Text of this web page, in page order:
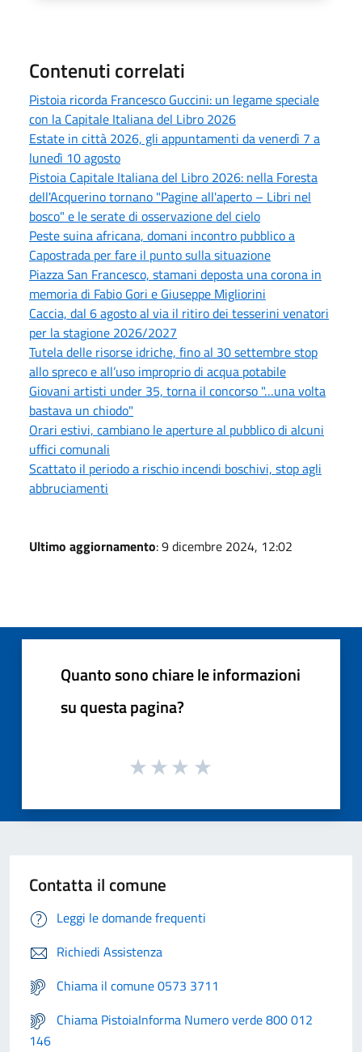
Contenuti correlati
Pistoia ricorda Francesco Guccini: un legame speciale
con la Capitale Italiana del Libro 2026
Estate in città 2026, gli appuntamenti da venerdì 7 a
lunedì 10 agosto
Pistoia Capitale Italiana del Libro 2026: nella Foresta
dell'Acquerino tornano "Pagine all'aperto – Libri nel
bosco" e le serate di osservazione del cielo
Peste suina africana, domani incontro pubblico a
Capostrada per fare il punto sulla situazione
Piazza San Francesco, stamani deposta una corona in
memoria di Fabio Gori e Giuseppe Migliorini
Caccia, dal 6 agosto al via il ritiro dei tesserini venatori
per la stagione 2026/2027
Tutela delle risorse idriche, fino al 30 settembre stop
allo spreco e all’uso improprio di acqua potabile
Giovani artisti under 35, torna il concorso "…una volta
bastava un chiodo"
Orari estivi, cambiano le aperture al pubblico di alcuni
uffici comunali
Scattato il periodo a rischio incendi boschivi, stop agli
abbruciamenti
Ultimo aggiornamento: 9 dicembre 2024, 12:02
Quanto sono chiare le informazioni
su questa pagina?
Contatta il comune
Leggi le domande frequenti
Richiedi Assistenza
Chiama il comune 0573 3711
Chiama PistoiaInforma Numero verde 800 012
146